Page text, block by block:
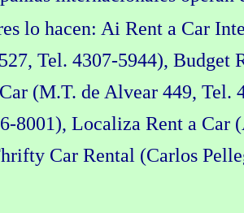
lo hacen: Ai Rent a Car
Tel. 4307-5944), Budget
(M.T. de Alvear 449, Tel.
8001), Localiza Rent a Car
Car Rental (Carlos